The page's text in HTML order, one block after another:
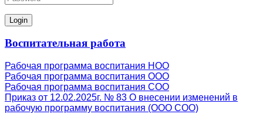
Воспитательная работа
Рабочая программа воспитания НОО
Рабочая программа воспитания ООО
Рабочая программа воспитания СОО
Приказ от 12.02.2025г. № 83 О внесении изменений в
рабочую программу воспитания (ООО СОО)